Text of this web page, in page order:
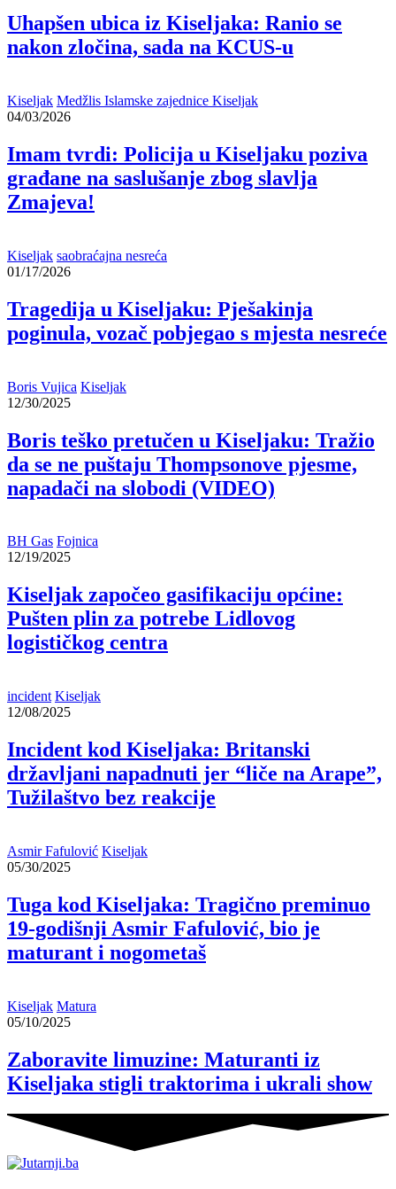
Uhapšen ubica iz Kiseljaka: Ranio se
nakon zločina, sada na KCUS-u
Kiseljak Medžlis Islamske zajednice Kiseljak
04/03/2026
Imam tvrdi: Policija u Kiseljaku poziva
građane na saslušanje zbog slavlja
Zmajeva!
Kiseljak saobraćajna nesreća
01/17/2026
Tragedija u Kiseljaku: Pješakinja
poginula, vozač pobjegao s mjesta nesreće
Boris Vujica Kiseljak
12/30/2025
Boris teško pretučen u Kiseljaku: Tražio
da se ne puštaju Thompsonove pjesme,
napadači na slobodi (VIDEO)
BH Gas Fojnica
12/19/2025
Kiseljak započeo gasifikaciju općine:
Pušten plin za potrebe Lidlovog
logističkog centra
incident Kiseljak
12/08/2025
Incident kod Kiseljaka: Britanski
državljani napadnuti jer “liče na Arape”,
Tužilaštvo bez reakcije
Asmir Fafulović Kiseljak
05/30/2025
Tuga kod Kiseljaka: Tragično preminuo
19-godišnji Asmir Fafulović, bio je
maturant i nogometaš
Kiseljak Matura
05/10/2025
Zaboravite limuzine: Maturanti iz
Kiseljaka stigli traktorima i ukrali show